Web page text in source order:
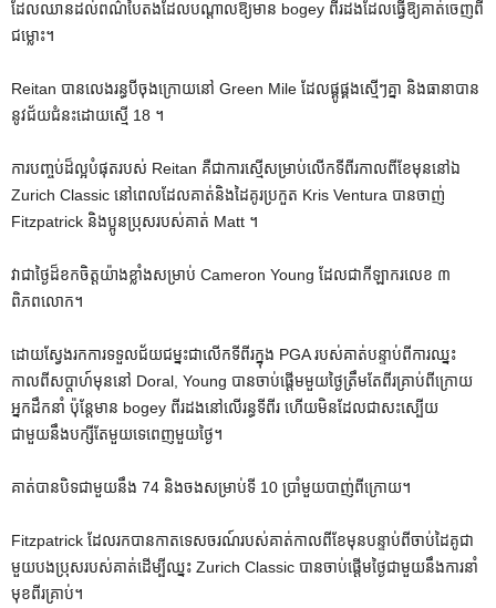
ដែលឈានដល់ពណ៌បៃតងដែលបណ្តាលឱ្យមាន bogey ពីរដងដែលធ្វើឱ្យគាត់ចេញពី
ជម្លោះ។
Reitan បានលេងរន្ធបីចុងក្រោយនៅ Green Mile ដែលផ្គូផ្គងស្មើៗគ្នា និងធានាបាន
នូវជ័យជំនះដោយស្មើ 18 ។
ការបញ្ចប់ដ៏ល្អបំផុតរបស់ Reitan គឺជាការស្មើសម្រាប់លើកទីពីរកាលពីខែមុននៅឯ
Zurich Classic នៅពេលដែលគាត់និងដៃគូរប្រកួត Kris Ventura បានចាញ់
Fitzpatrick និងប្អូនប្រុសរបស់គាត់ Matt ។
វា​ជា​ថ្ងៃ​ដ៏​ខក​ចិត្ត​យ៉ាង​ខ្លាំង​សម្រាប់ Cameron Young ដែល​ជា​កីឡាករ​លេខ ៣
ពិភពលោក។
ដោយស្វែងរកការទទួលជ័យជម្នះជាលើកទីពីរក្នុង PGA របស់គាត់បន្ទាប់ពីការឈ្នះ
កាលពីសប្តាហ៍មុននៅ Doral, Young បានចាប់ផ្តើមមួយថ្ងៃត្រឹមតែពីរគ្រាប់ពីក្រោយ
អ្នកដឹកនាំ ប៉ុន្តែមាន bogey ពីរដងនៅលើរន្ធទីពីរ ហើយមិនដែលជាសះស្បើយ
ជាមួយនឹងបក្សីតែមួយទេពេញមួយថ្ងៃ។
គាត់បានបិទជាមួយនឹង 74 និងចងសម្រាប់ទី 10 ប្រាំមួយបាញ់ពីក្រោយ។
Fitzpatrick ដែលរកបានកាតទេសចរណ៍របស់គាត់កាលពីខែមុនបន្ទាប់ពីចាប់ដៃគូជា
មួយបងប្រុសរបស់គាត់ដើម្បីឈ្នះ Zurich Classic បានចាប់ផ្តើមថ្ងៃជាមួយនឹងការនាំ
មុខពីរគ្រាប់។